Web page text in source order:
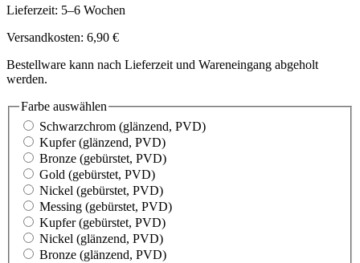
Lieferzeit: 5–6 Wochen
Versandkosten: 6,90 €
Bestellware kann nach Lieferzeit und Wareneingang abgeholt
werden.
Farbe auswählen
Schwarzchrom (glänzend, PVD)
Kupfer (glänzend, PVD)
Bronze (gebürstet, PVD)
Gold (gebürstet, PVD)
Nickel (gebürstet, PVD)
Messing (gebürstet, PVD)
Kupfer (gebürstet, PVD)
Nickel (glänzend, PVD)
Bronze (glänzend, PVD)